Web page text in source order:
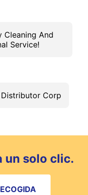
Cleaning And
Service!
Corp
un solo clic.